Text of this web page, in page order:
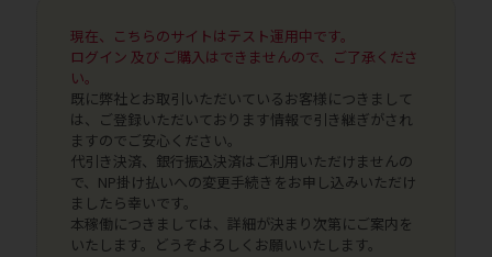
現在、こちらのサイトはテスト運用中です。
ログイン 及び ご購入はできませんので、ご了承くださ
い。
既に弊社とお取引いただいているお客様につきまして
は、ご登録いただいております情報で引き継ぎがされ
ますのでご安心ください。
代引き決済、銀行振込決済はご利用いただけませんの
で、NP掛け払いへの変更手続きをお申し込みいただけ
ましたら幸いです。
本稼働につきましては、詳細が決まり次第にご案内を
いたします。どうぞよろしくお願いいたします。